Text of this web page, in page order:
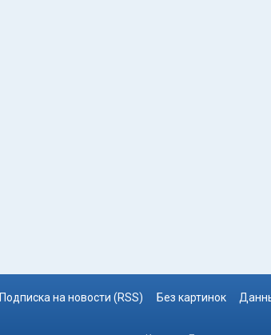
Подписка на новости (RSS) Без картинок